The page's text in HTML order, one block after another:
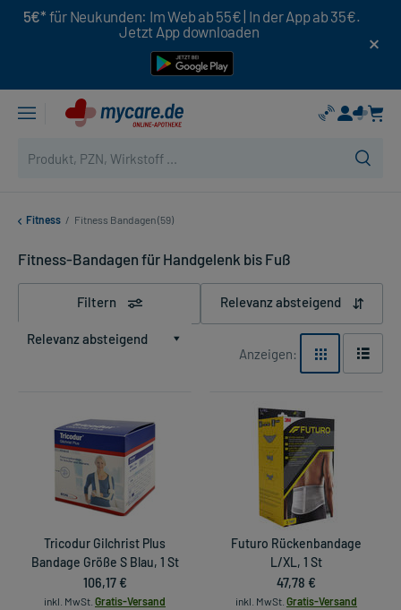
5€* für Neukunden: Im Web ab 55€ | In der App ab 35€.
Jetzt App downloaden
Fitness / Fitness Bandagen (59)
Fitness-Bandagen für Handgelenk bis Fuß
Filtern Relevanz absteigend
Relevanz absteigend
Anzeigen:
Tricodur Gilchrist Plus
Bandage Größe S Blau, 1 St
106,17 €
inkl. MwSt. Gratis-Versand
Futuro Rückenbandage
L/XL, 1 St
47,78 €
inkl. MwSt. Gratis-Versand